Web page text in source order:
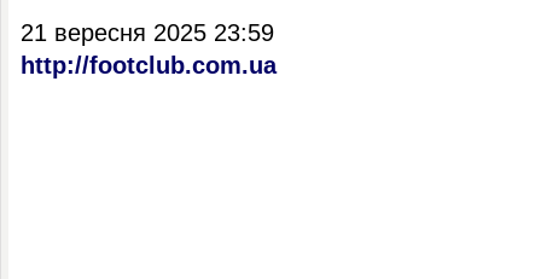
21 вересня 2025 23:59
http://footclub.com.ua